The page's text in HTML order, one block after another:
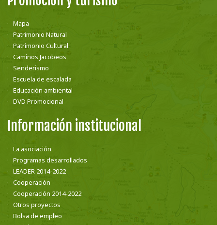
Mapa
Patrimonio Natural
Patrimonio Cultural
Caminos Jacobeos
Senderismo
Escuela de escalada
Educación ambiental
DVD Promocional
Información institucional
La asociación
Programas desarrollados
LEADER 2014-2022
Cooperación
Cooperación 2014-2022
Otros proyectos
Bolsa de empleo